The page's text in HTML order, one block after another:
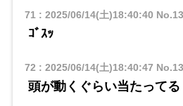
71 : 2025/06/14(土)18:40:40
ｺﾞｽｯ
72 : 2025/06/14(土)18:40:47
頭が動くぐらい当たってる